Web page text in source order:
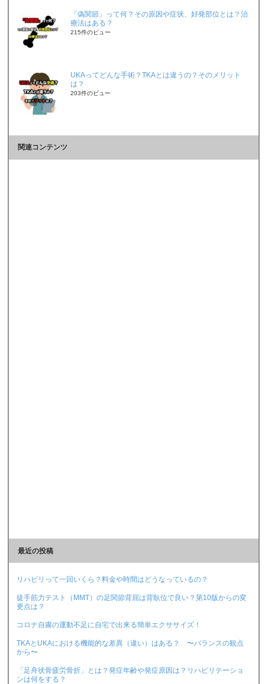
「偽関節」って何？その原因や症状、好発部位とは？治
療法はある？
215件のビュー
UKAってどんな手術？TKAとは違うの？そのメリット
は？
203件のビュー
関連コンテンツ
最近の投稿
リハビリって一回いくら？料金や時間はどうなっているの？
徒手筋力テスト（MMT）の足関節背屈は背臥位で良い？第10版からの変
更点は？
コロナ自粛の運動不足に自宅で出来る簡単エクササイズ！
TKAとUKAにおける機能的な差異（違い）はある？ 〜バランスの観点
から〜
「足舟状骨疲労骨折」とは？発症年齢や発症原因は？リハビリテーショ
ンは何をする？